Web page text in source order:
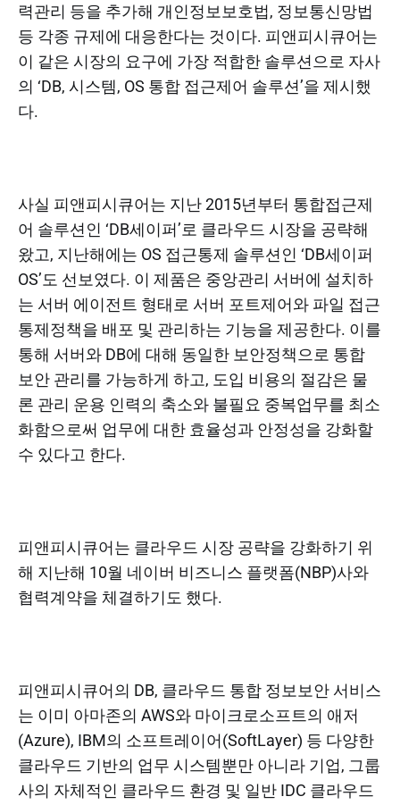
력관리 등을 추가해 개인정보보호법, 정보통신망법
등 각종 규제에 대응한다는 것이다. 피앤피시큐어는
이 같은 시장의 요구에 가장 적합한 솔루션으로 자사
의 ‘DB, 시스템, OS 통합 접근제어 솔루션’을 제시했
다.
사실 피앤피시큐어는 지난 2015년부터 통합접근제
어 솔루션인 ‘DB세이퍼’로 클라우드 시장을 공략해
왔고, 지난해에는 OS 접근통제 솔루션인 ‘DB세이퍼
OS’도 선보였다. 이 제품은 중앙관리 서버에 설치하
는 서버 에이전트 형태로 서버 포트제어와 파일 접근
통제정책을 배포 및 관리하는 기능을 제공한다. 이를
통해 서버와 DB에 대해 동일한 보안정책으로 통합
보안 관리를 가능하게 하고, 도입 비용의 절감은 물
론 관리 운용 인력의 축소와 불필요 중복업무를 최소
화함으로써 업무에 대한 효율성과 안정성을 강화할
수 있다고 한다.
피앤피시큐어는 클라우드 시장 공략을 강화하기 위
해 지난해 10월 네이버 비즈니스 플랫폼(NBP)사와
협력계약을 체결하기도 했다.
피앤피시큐어의 DB, 클라우드 통합 정보보안 서비스
는 이미 아마존의 AWS와 마이크로소프트의 애저
(Azure), IBM의 소프트레이어(SoftLayer) 등 다양한
클라우드 기반의 업무 시스템뿐만 아니라 기업, 그룹
사의 자체적인 클라우드 환경 및 일반 IDC 클라우드